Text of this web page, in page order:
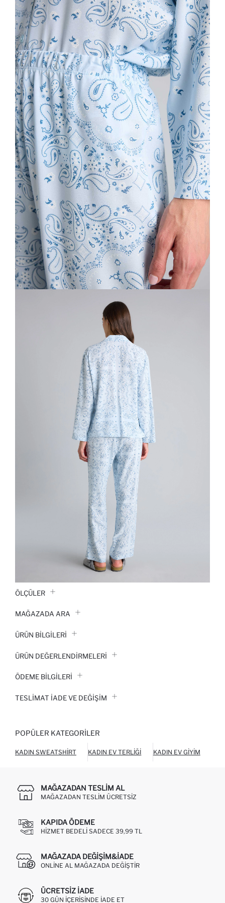
ÖLÇÜLER
MAĞAZADA ARA
ÜRÜN BILGILERI
ÜRÜN DEĞERLENDİRMELERİ
ÖDEME BİLGİLERİ
TESLIMAT İADE VE DEĞIŞIM
POPÜLER KATEGORILER
KADIN SWEATSHIRT KADIN EV TERLIĞI KADIN EV GIYIM
MAĞAZADAN TESLIM AL
MAĞAZADAN TESLIM ÜCRETSIZ
KAPIDA ÖDEME
HIZMET BEDELI SADECE 39,99 TL
MAĞAZADA DEĞIŞIM&İADE
ONLINE AL MAĞAZADA DEĞIŞTIR
ÜCRETSIZ IADE
30 GÜN IÇERISINDE IADE ET